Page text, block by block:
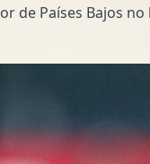
de Países Bajos